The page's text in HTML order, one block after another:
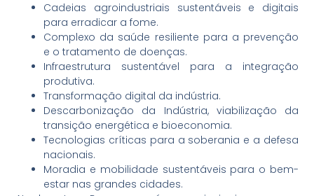
Cadeias agroindustriais sustentáveis e digitais
para erradicar a fome.
Complexo da saúde resiliente para a prevenção
e o tratamento de doenças.
Infraestrutura sustentável para a integração
produtiva.
Transformação digital da indústria.
Descarbonização da Indústria, viabilização da
transição energética e bioeconomia.
Tecnologias críticas para a soberania e a defesa
nacionais.
Moradia e mobilidade sustentáveis para o bem-
estar nas grandes cidades.